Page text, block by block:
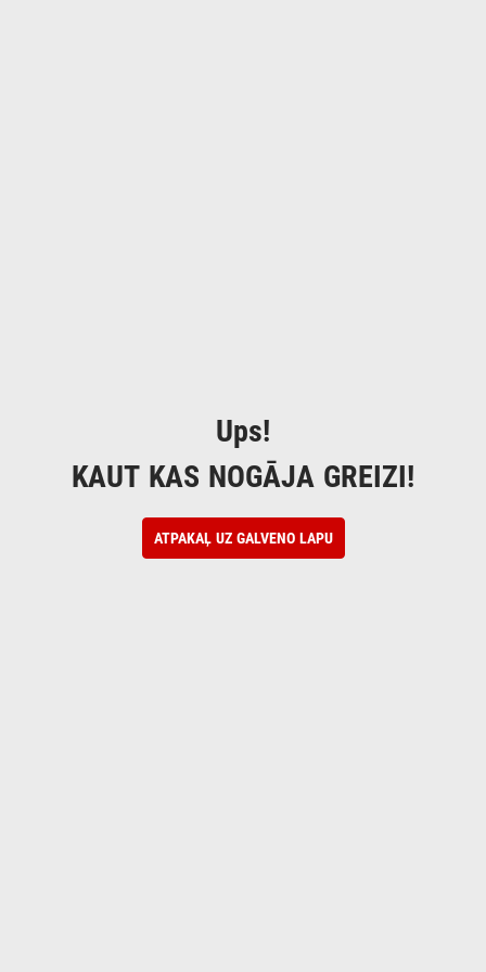
Ups!
KAUT KAS NOGĀJA GREIZI!
ATPAKAĻ UZ GALVENO LAPU